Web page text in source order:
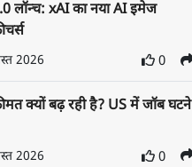
लॉन्च: xAI का नया AI इमेज
2026 0
क्यों बढ़ रही है? US में जॉब घटने
2026 0